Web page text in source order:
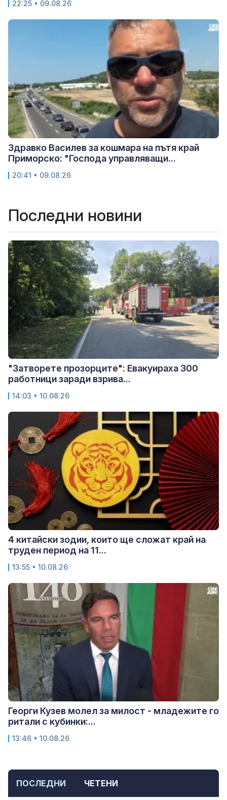
ПОСЛЕДНИ ЧЕТЕНИ
22:25 • 09.08.26
Здравко Василев за кошмара на пътя край
Приморско: "Господа управляващи...
20:41 • 09.08.26
Последни новини
"Затворете прозорците": Евакуираха 300
работници заради взрива...
14:03 • 10.08.26
4 китайски зодии, които ще сложат край на
труден период на 11...
13:55 • 10.08.26
Георги Кузев молел за милост - младежите го
ритали с кубинки:...
13:46 • 10.08.26